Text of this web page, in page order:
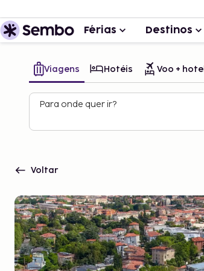
Férias Destinos
Viagens Hotéis Voo + hotel
Para onde quer ir?
Voltar